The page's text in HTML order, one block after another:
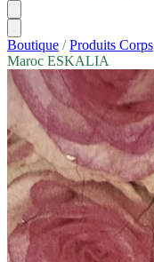
Boutique / Produits Corps
Maroc ESKALIA